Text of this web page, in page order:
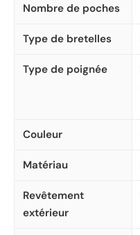
Nombre de poches
Type de bretelles
Type de poignée
Couleur
Matériau
Revêtement
extérieur